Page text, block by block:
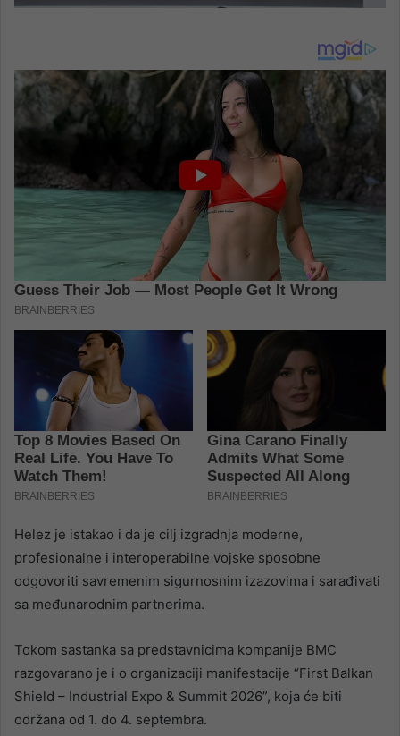
Helez je istakao i da je cilj izgradnja moderne,
profesionalne i interoperabilne vojske sposobne
odgovoriti savremenim sigurnosnim izazovima i sarađivati
sa međunarodnim partnerima.
Tokom sastanka sa predstavnicima kompanije BMC
razgovarano je i o organizaciji manifestacije “First Balkan
Shield – Industrial Expo & Summit 2026”, koja će biti
održana od 1. do 4. septembra.